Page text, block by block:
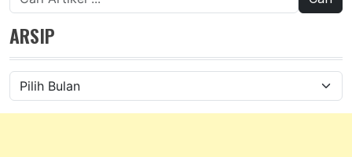
untuk:
ARSIP
Arsip